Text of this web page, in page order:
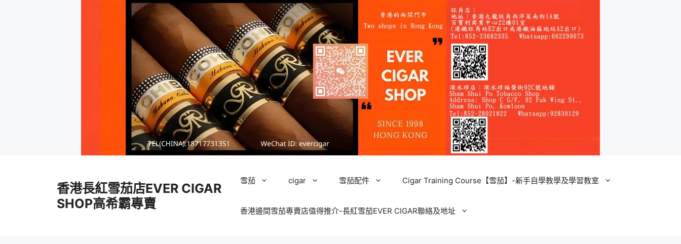
香港長紅雪茄店EVER CIGAR
SHOP高希霸專賣
雪茄 cigar 雪茄配件 Cigar Training Course【雪茄】-新手自學教學及學習教室
香港邊間雪茄專賣店值得推介-長紅雪茄EVER CIGAR聯絡及地址